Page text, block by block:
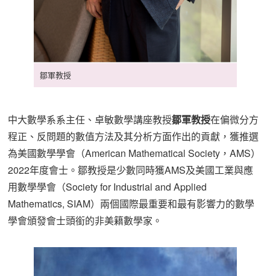
鄒軍教授
中大數學系系主任、卓敏數學講座教授鄒軍教授在偏微分方
程正、反問題的數值方法及其分析方面作出的貢獻，獲推選
為美國數學學會（American Mathematical Society，AMS）
2022年度會士。鄒教授是少數同時獲AMS及美國工業與應
用數學學會（Society for Industrial and Applied
Mathematics, SIAM）兩個國際最重要和最有影響力的數學
學會頒發會士頭銜的非美籍數學家。